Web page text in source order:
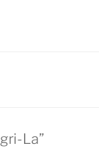
La”